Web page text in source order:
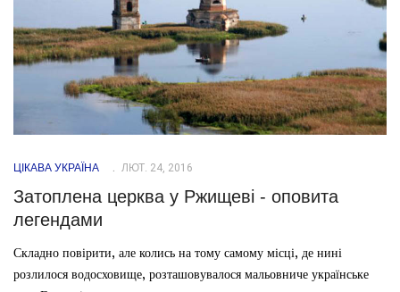
ЦІКАВА УКРАЇНА ЛЮТ. 24, 2016
Затоплена церква у Ржищеві - оповита
легендами
Складно повірити, але колись на тому самому місці, де нині
розлилося водосховище, розташовувалося мальовниче українське